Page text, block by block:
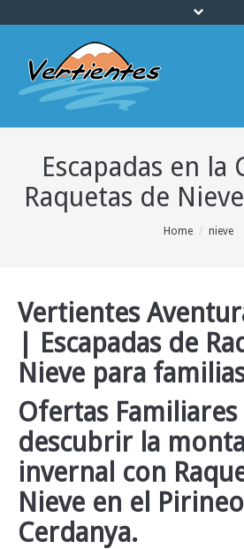
INICIO
OFERTAS
CURSOS
INFO Y
Escapadas en la
Raquetas de
Home nieve
Vertientes
| Escapadas de
Nieve para
Ofertas
descubrir la
invernal con
Nieve en el
Cerdanya.